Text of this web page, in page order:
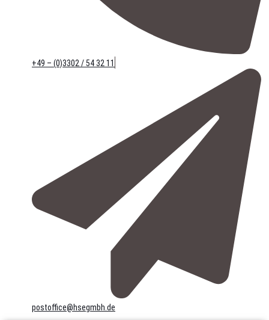
+49 – (0)3302 / 54 32 11
postoffice@hsegmbh.de